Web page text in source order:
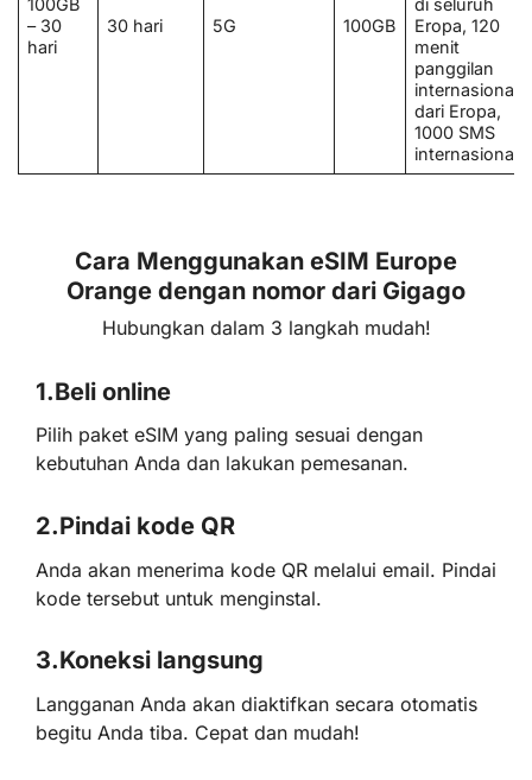
100GB
– 30
hari
30 hari 5G 100GB
di seluruh
Eropa, 120
menit
panggilan
internasional
dari Eropa,
1000 SMS
internasional.
Cara Menggunakan eSIM Europe
Orange dengan nomor dari Gigago
Hubungkan dalam 3 langkah mudah!
1.Beli online
Pilih paket eSIM yang paling sesuai dengan
kebutuhan Anda dan lakukan pemesanan.
2.Pindai kode QR
Anda akan menerima kode QR melalui email. Pindai
kode tersebut untuk menginstal.
3.Koneksi langsung
Langganan Anda akan diaktifkan secara otomatis
begitu Anda tiba. Cepat dan mudah!